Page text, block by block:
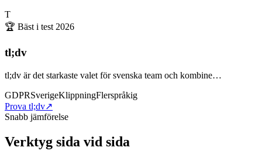
T
🏆 Bäst i test 2026
tl;dv
tl;dv är det starkaste valet för svenska team och kombine…
GDPRSverigeKlippningFlerspråkig
Prova tl;dv↗
Snabb jämförelse
Verktyg sida vid sida